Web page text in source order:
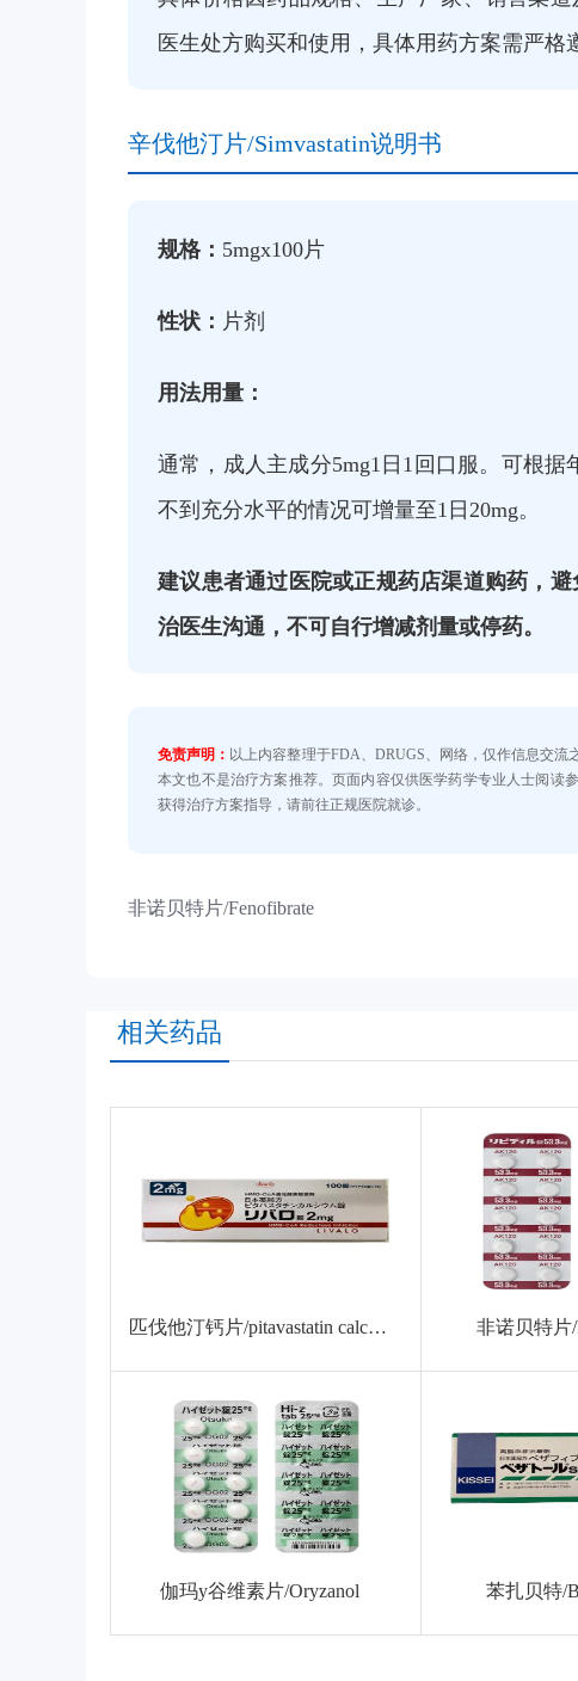
医生处方购买和使用，具体用药方案需严格
辛伐他汀片/Simvastatin说明书
规格： 5mgx100片
性状： 片剂
用法用量：
通常，成人主成分5mg1日1回口服。可根
不到充分水平的情况可增量至1日20mg。
建议患者通过医院或正规药店渠道购药，
治医生沟通，不可自行增减剂量或停药。
免责声明： 以上内容整理于FDA、DRUGS、网络，仅作信息交流
本文也不是治疗方案推荐。页面内容仅供医学药学专业人士阅读
获得治疗方案指导，请前往正规医院就诊。
非诺贝特片/Fenofibrate
相关药品
匹伐他汀钙片/pitavastatin calcium 非诺贝特片/
伽玛y谷维素片/Oryzanol 苯扎贝特/